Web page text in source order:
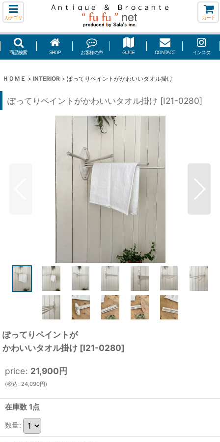
カテゴリ カート
商品検索 SHOP お客様の声 GUIDE CONTACT インスタ
ＨＯＭＥ > INTERIOR > ぽってりペイントがかわいいタオル掛け
ぽってりペイントがかわいいタオル掛け [I21-0280]
ぽってりペイントが
かわいいタオル掛け [I21-0280]
price: 21,900円
(税込 : 24,090円)
在庫数 1点
数量: